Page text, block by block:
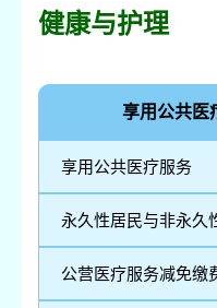
健康与护理
享用公共医
享用公共医疗服务
永久性居民与非永久
公营医疗服务减免缴